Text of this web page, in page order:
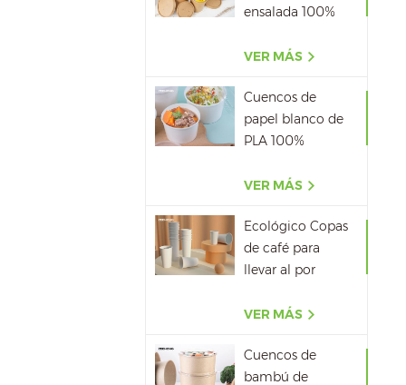
ensalada 100%
por mayor
VER MÁS
Cuencos de
papel blanco de
PLA 100%
con tapa
VER MÁS
Ecológico Copas
de café para
llevar al por
VER MÁS
Cuencos de
bambú de